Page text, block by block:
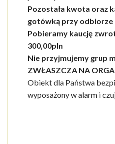
Pozostała kwota oraz
gotówką przy odbiorze
Pobieramy kaucję
300,00pln
Nie przyjmujemy grup
ZWŁASZCZA NA
Obiekt dla Państwa
wyposażony w alarm i